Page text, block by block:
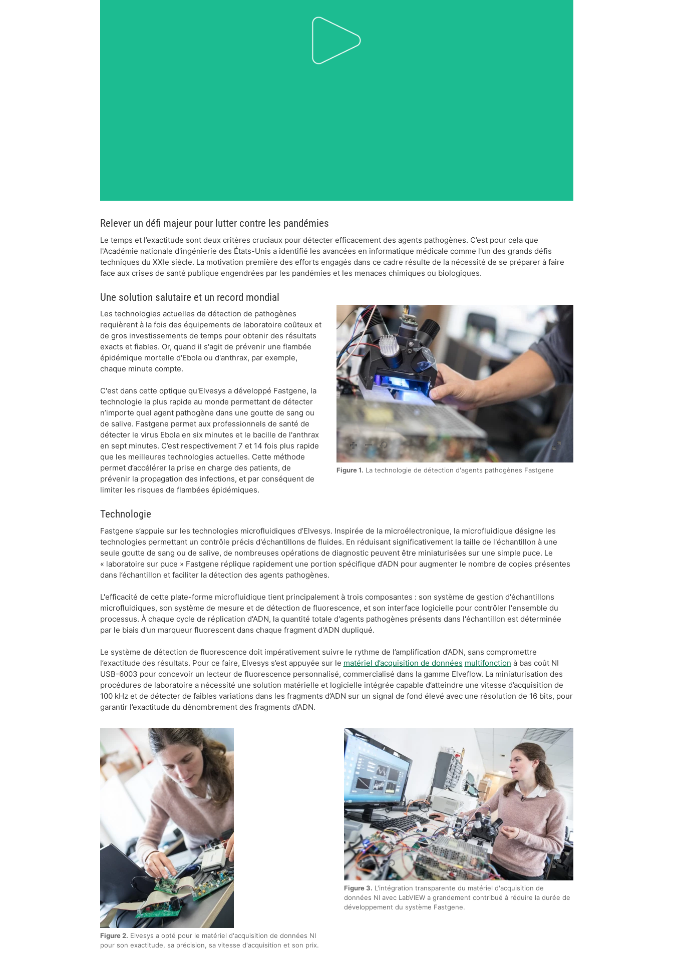
Relever un défi majeur pour lutter contre les pandémies
Le temps et l’exactitude sont deux critères cruciaux pour détecter efficacement des agents pathogènes. C’est pour cela que
l'Académie nationale d'ingénierie des États-Unis a identifié les avancées en informatique médicale comme l'un des grands défis
techniques du XXIe siècle. La motivation première des efforts engagés dans ce cadre résulte de la nécessité de se préparer à faire
face aux crises de santé publique engendrées par les pandémies et les menaces chimiques ou biologiques.
Figure 1. La technologie de détection d'agents pathogènes Fastgene
Une solution salutaire et un record mondial
Les technologies actuelles de détection de pathogènes
requièrent à la fois des équipements de laboratoire coûteux et
de gros investissements de temps pour obtenir des résultats
exacts et fiables. Or, quand il s'agit de prévenir une flambée
épidémique mortelle d'Ebola ou d'anthrax, par exemple,
chaque minute compte.
C'est dans cette optique qu'Elvesys a développé Fastgene, la
technologie la plus rapide au monde permettant de détecter
n’importe quel agent pathogène dans une goutte de sang ou
de salive. Fastgene permet aux professionnels de santé de
détecter le virus Ebola en six minutes et le bacille de l'anthrax
en sept minutes. C’est respectivement 7 et 14 fois plus rapide
que les meilleures technologies actuelles. Cette méthode
permet d’accélérer la prise en charge des patients, de
prévenir la propagation des infections, et par conséquent de
limiter les risques de flambées épidémiques.
Technologie
Fastgene s’appuie sur les technologies microfluidiques d’Elvesys. Inspirée de la microélectronique, la microfluidique désigne les
technologies permettant un contrôle précis d'échantillons de fluides. En réduisant significativement la taille de l'échantillon à une
seule goutte de sang ou de salive, de nombreuses opérations de diagnostic peuvent être miniaturisées sur une simple puce. Le
« laboratoire sur puce » Fastgene réplique rapidement une portion spécifique d’ADN pour augmenter le nombre de copies présentes
dans l’échantillon et faciliter la détection des agents pathogènes.
L'efficacité de cette plate-forme microfluidique tient principalement à trois composantes : son système de gestion d'échantillons
microfluidiques, son système de mesure et de détection de fluorescence, et son interface logicielle pour contrôler l'ensemble du
processus. À chaque cycle de réplication d'ADN, la quantité totale d'agents pathogènes présents dans l'échantillon est déterminée
par le biais d'un marqueur fluorescent dans chaque fragment d'ADN dupliqué.
Le système de détection de fluorescence doit impérativement suivre le rythme de l’amplification d’ADN, sans compromettre
l’exactitude des résultats. Pour ce faire, Elvesys s’est appuyée sur le matériel d’acquisition de données multifonction à bas coût NI
USB-6003 pour concevoir un lecteur de fluorescence personnalisé, commercialisé dans la gamme Elveflow. La miniaturisation des
procédures de laboratoire a nécessité une solution matérielle et logicielle intégrée capable d’atteindre une vitesse d’acquisition de
100 kHz et de détecter de faibles variations dans les fragments d’ADN sur un signal de fond élevé avec une résolution de 16 bits, pour
garantir l’exactitude du dénombrement des fragments d’ADN.
Figure 2. Elvesys a opté pour le matériel d'acquisition de données NI
pour son exactitude, sa précision, sa vitesse d'acquisition et son prix.
Figure 3. L'intégration transparente du matériel d'acquisition de
données NI avec LabVIEW a grandement contribué à réduire la durée de
développement du système Fastgene.